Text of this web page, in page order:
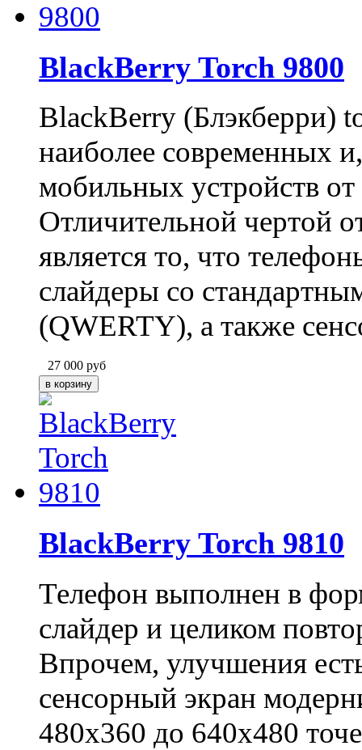
BlackBerry Torch 9800
BlackBerry (Блэкберри)
наиболее современных
мобильных устройств
Отличительной чертой
является то, что
слайдеры со
(QWERTY), а также
27 000 руб
BlackBerry Torch 9810
Телефон выполнен в
слайдер и целиком
Впрочем, улучшения
сенсорный экран
480x360 до 640x480